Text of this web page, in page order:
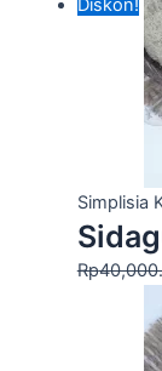
Diskon!
Simplisia
Rp